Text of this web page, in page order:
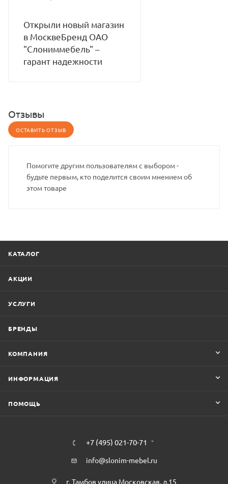
Открыли новый магазин
в МосквеБренд ОАО
"Слониммебель" –
гарант надежности
Отзывы
ОСТАВИТЬ ОТЗЫВ
Помогите другим пользователям с выбором -
будьте первым, кто поделится своим мнением об
этом товаре
КАТАЛОГ
АКЦИИ
УСЛУГИ
БРЕНДЫ
КОМПАНИЯ
ИНФОРМАЦИЯ
ПОМОЩЬ
+7 (495) 021-70-71
info@slonim-mebel.ru
г. Тамбов улица Московская, д.15